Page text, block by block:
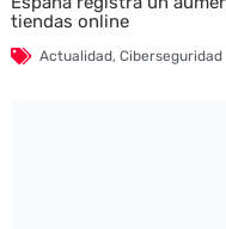
tiendas online
Actualidad, Ciberseguridad